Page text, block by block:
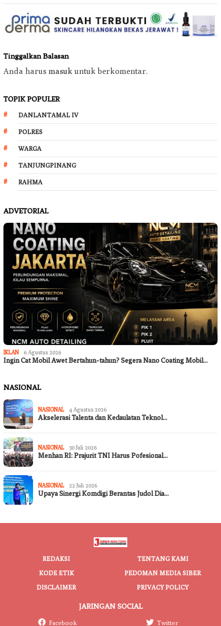
Tinggalkan Balasan
Anda harus masuk untuk berkomentar.
TOPIK POPULER
DANLANTAMAL IV
POLRES
WARGA
TANJUNGPINANG
RAHMA
ADVETORIAL
IKLAN 6 Agustus 2026
Ingin Cat Mobil Awet Bertahun-tahun? Segera Nano Coating Mobil…
NASIONAL
NASIONAL 4 Agustus 2026
Akselerasi Talenta dan Kedaulatan Teknol…
NASIONAL 30 Juli 2026
Menhan RI: Prajurit TNI Harus Pofesional…
NASIONAL 22 Juli 2026
Upaya Sinergi Komdigi Berantas Judol Dia…
REDAKSI
TENTANG KAMI
KODE ETIK
PEDOMAN MEDIA SIBER
DISCLAIMER
PRIVACY POLICY
JARINGAN SOCIAL
Facebook Twitter